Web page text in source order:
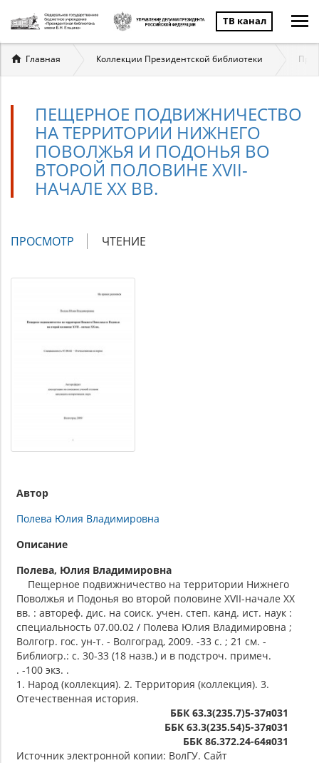
ТВ канал
Вы
здесь
Главная Коллекции Президентской библиотеки
ПЕЩЕРНОЕ ПОДВИЖНИЧЕСТВО
НА ТЕРРИТОРИИ НИЖНЕГО
ПОВОЛЖЬЯ И ПОДОНЬЯ ВО
ВТОРОЙ ПОЛОВИНЕ XVII-
НАЧАЛЕ XX ВВ.
Главные
ПРОСМОТР (АКТИВНАЯ
ЧТЕНИЕ
Автор
Полева Юлия Владимировна
Описание
Полева, Юлия Владимировна
Пещерное подвижничество на территории Нижнего
Поволжья и Подонья во второй половине XVII-начале XX
вв. : автореф. дис. на соиск. учен. степ. канд. ист. наук :
специальность 07.00.02 / Полева Юлия Владимировна ;
Волгогр. гос. ун-т. - Волгоград, 2009. -33 с. ; 21 см. -
Библиогр.: с. 30-33 (18 назв.) и в подстроч. примеч.
. -100 экз. .
1. Народ (коллекция). 2. Территория (коллекция). 3.
Отечественная история.
ББК 63.3(235.7)5-37я031
ББК 63.3(235.54)5-37я031
ББК 86.372.24-64я031
Источник электронной копии: ВолГУ. Сайт